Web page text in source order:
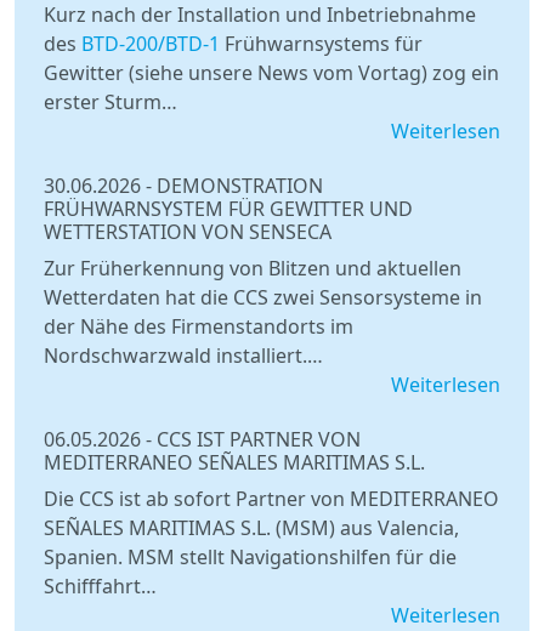
Kurz nach der Installation und Inbetriebnahme
des BTD-200/BTD-1 Frühwarnsystems für
Gewitter (siehe unsere News vom Vortag) zog ein
erster Sturm…
Weiterlesen
30.06.2026- DEMONSTRATION
FRÜHWARNSYSTEM FÜR GEWITTER UND
WETTERSTATION VON SENSECA
Zur Früherkennung von Blitzen und aktuellen
Wetterdaten hat die CCS zwei Sensorsysteme in
der Nähe des Firmenstandorts im
Nordschwarzwald installiert.…
Weiterlesen
06.05.2026- CCS IST PARTNER VON
MEDITERRANEO SEÑALES MARITIMAS S.L.
Die CCS ist ab sofort Partner von MEDITERRANEO
SEÑALES MARITIMAS S.L. (MSM) aus Valencia,
Spanien. MSM stellt Navigationshilfen für die
Schifffahrt…
Weiterlesen